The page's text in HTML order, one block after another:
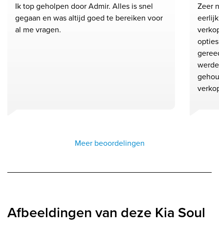
Ik top geholpen door Admir. Alles is snel
gegaan en was altijd goed te bereiken voor
al me vragen.
Zeer
Meer beoordelingen
Afbeeldingen van deze Kia Soul